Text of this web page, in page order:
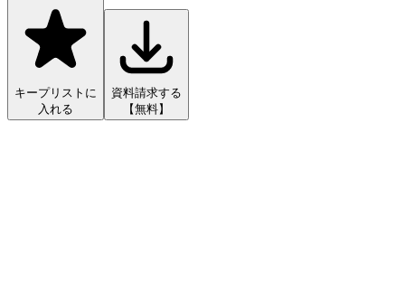
キープリストに
入れる
資料請求する
【無料】